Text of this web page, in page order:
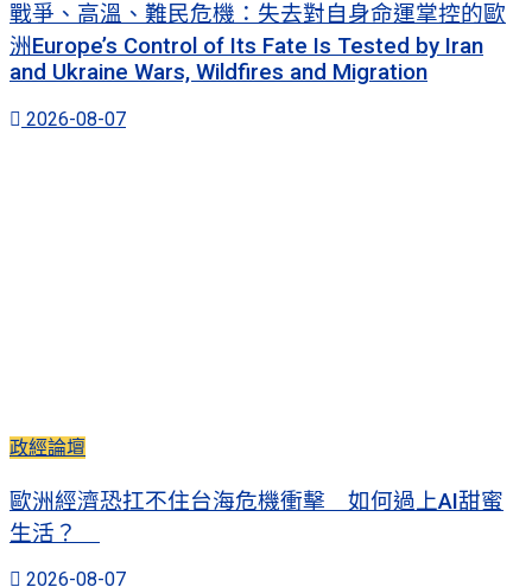
戰爭、高溫、難民危機：失去對自身命運掌控的歐
洲Europe’s Control of Its Fate Is Tested by Iran
and Ukraine Wars, Wildfires and Migration
2026-08-07
政經論壇
歐洲經濟恐扛不住台海危機衝擊 如何過上AI甜蜜
生活？
2026-08-07